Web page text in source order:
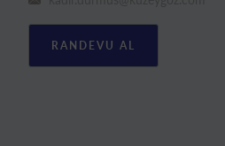
RANDEVU AL